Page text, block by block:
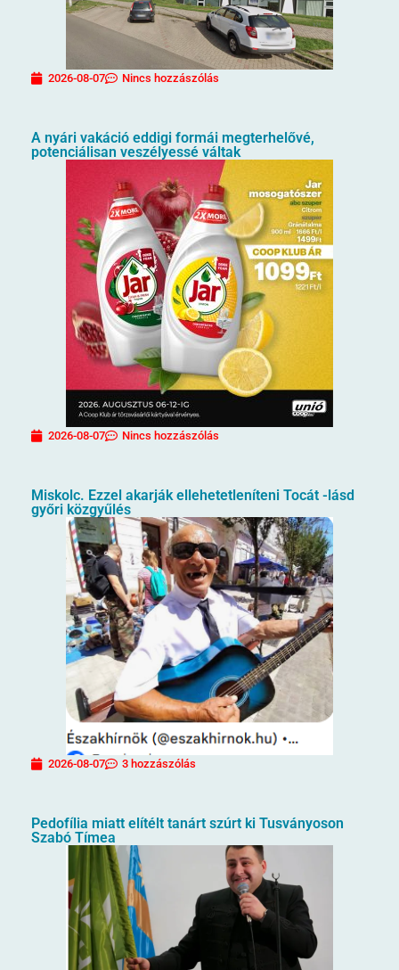
2026-08-07 Nincs hozzászólás
A nyári vakáció eddigi formái megterhelővé,
potenciálisan veszélyessé váltak
2026-08-07 Nincs hozzászólás
Miskolc. Ezzel akarják ellehetetleníteni Tocát -lásd
győri közgyűlés
2026-08-07 3 hozzászólás
Pedofília miatt elítélt tanárt szúrt ki Tusványoson
Szabó Tímea